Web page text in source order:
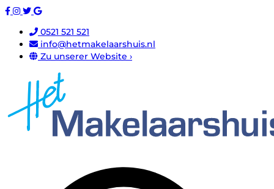
0521 521 521
info@hetmakelaarshuis.nl
Zu unserer Website ›